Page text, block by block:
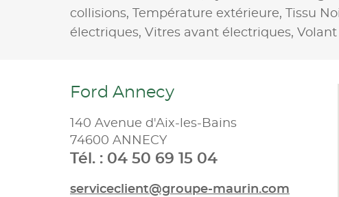
collisions,
Température extérieure, Tissu
électriques, Vitres avant électriques, Volant
Ford Annecy
140 Avenue d'Aix-les-Bains
74600 ANNECY
Tél. : 04 50 69 15 04
serviceclient@groupe-maurin.com